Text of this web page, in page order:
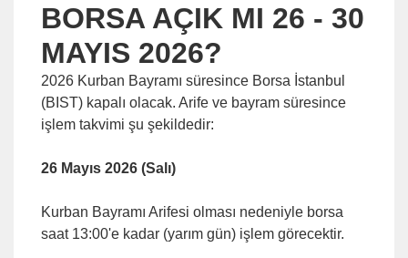
BORSA AÇIK MI 26 - 30
MAYIS 2026?
2026 Kurban Bayramı süresince Borsa İstanbul
(BIST) kapalı olacak. Arife ve bayram süresince
işlem takvimi şu şekildedir:
26 Mayıs 2026 (Salı)
Kurban Bayramı Arifesi olması nedeniyle borsa
saat 13:00'e kadar (yarım gün) işlem görecektir.